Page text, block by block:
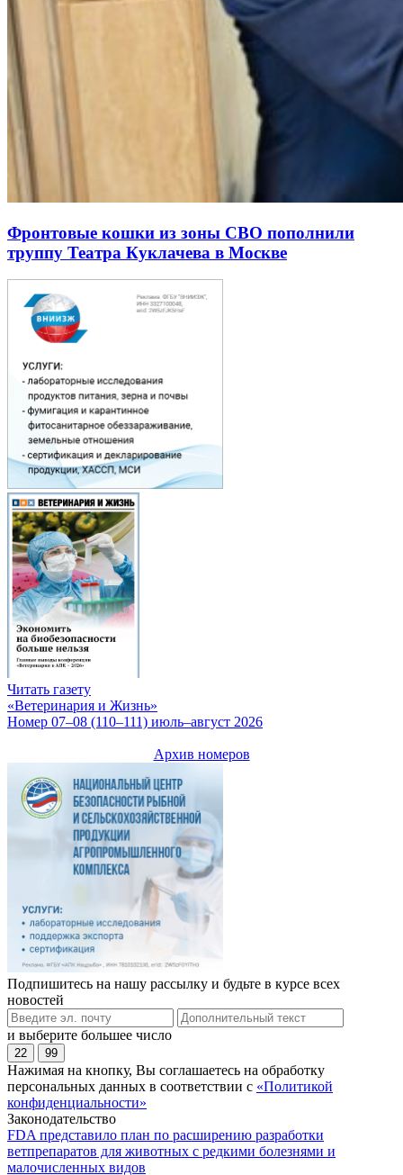
Фронтовые кошки из зоны СВО пополнили
труппу Театра Куклачева в Москве
Читать газету
«Ветеринария и Жизнь»
Номер 07–08 (110–111) июль–август 2026
Архив номеров
Подпишитесь на нашу рассылку и будьте в курсе всех
новостей
и выберите большее число
22 99
Нажимая на кнопку, Вы соглашаетесь на обработку
персональных данных в соответствии с «Политикой
конфиденциальности»
Законодательство
FDA представило план по расширению разработки
ветпрепаратов для животных с редкими болезнями и
малочисленных видов